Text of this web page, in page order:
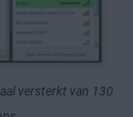
versterkt van 130